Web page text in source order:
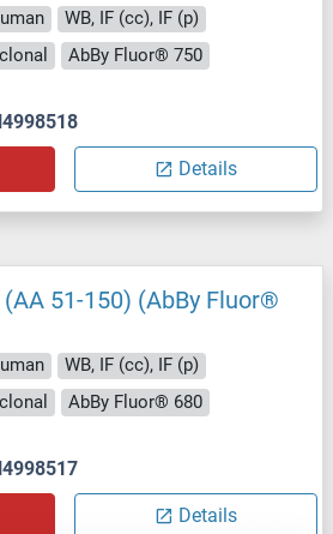
WB, IF (cc), IF (p)
AbBy Fluor® 750
Details
51-150) (AbBy Fluor®
WB, IF (cc), IF (p)
AbBy Fluor® 680
Details